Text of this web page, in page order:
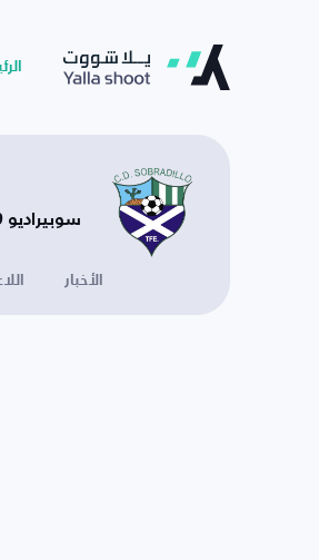
سوبيراديو U19 - إسبانيا
الأخبار